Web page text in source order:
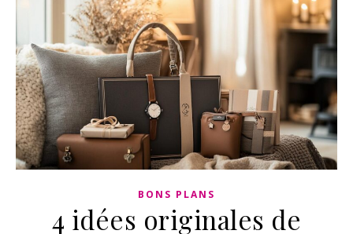
BONS PLANS
4 idées originales de